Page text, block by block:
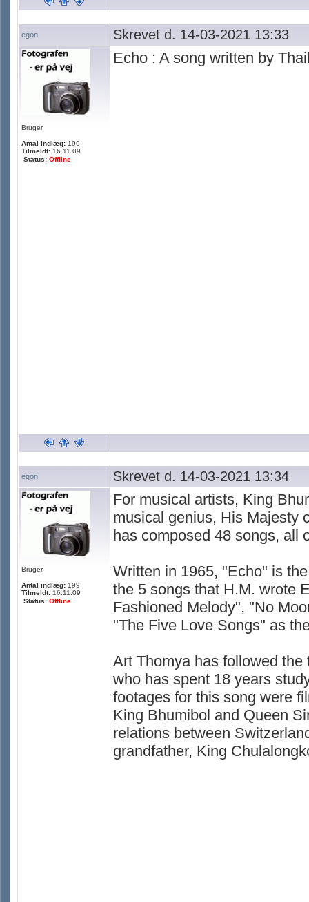
egon Skrevet d. 14-03-2021 13:33
Bruger
Antal indlæg: 199
Tilmeldt: 16.11.09
Status: Offline
Echo : A song written by
egon Skrevet d. 14-03-2021 13:34
Bruger
Antal indlæg: 199
Tilmeldt: 16.11.09
Status: Offline
For musical artists, King
musical genius, His Majesty
has composed 48 songs, all
Written in 1965, "Echo" is
the 5 songs that H.M. wrote
Fashioned Melody", "No
"The Five Love Songs" as
Art Thomya has followed
who has spent 18 years
footages for this song were
King Bhumibol and Queen
relations between
grandfather, King